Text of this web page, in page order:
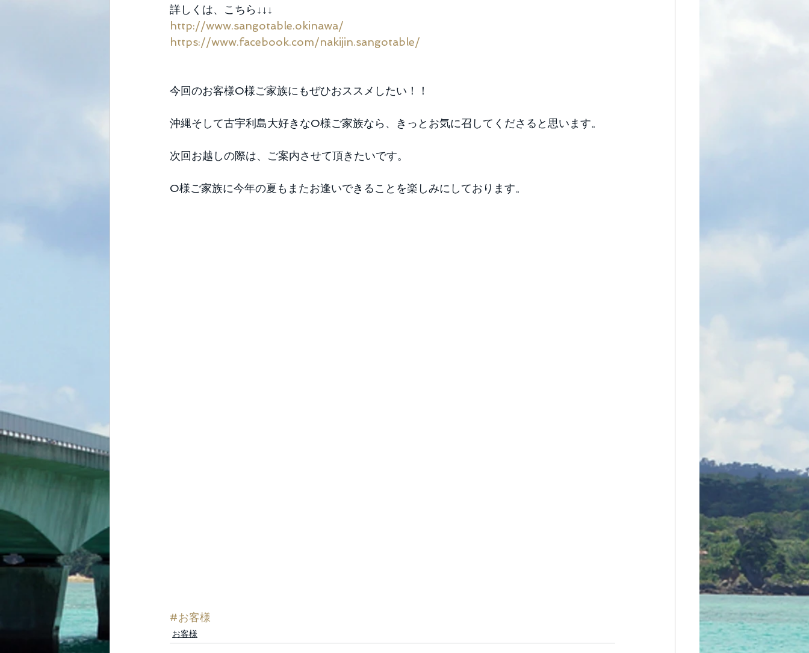
詳しくは、こちら↓↓↓
http://www.sangotable.okinawa/
https://www.facebook.com/nakijin.sangotable/
今回のお客様O様ご家族にもぜひおススメしたい！！
沖縄そして古宇利島大好きなO様ご家族なら、きっとお気に召してくださると思います。
次回お越しの際は、ご案内させて頂きたいです。
O様ご家族に今年の夏もまたお逢いできることを楽しみにしております。
#お客様
お客様